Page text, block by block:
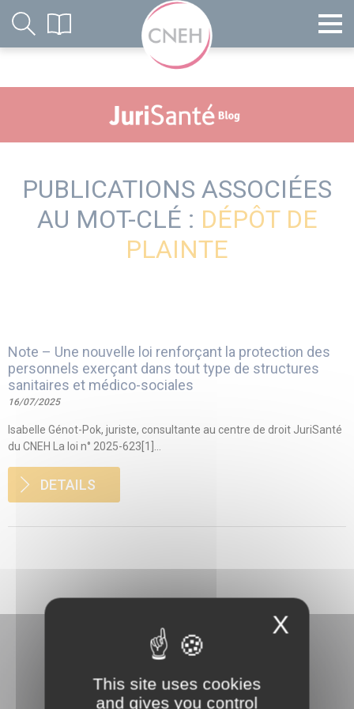
PUBLICATIONS ASSOCIÉES
AU MOT-CLÉ : DÉPÔT DE
PLAINTE
Note – Une nouvelle loi renforçant la protection des
personnels exerçant dans tout type de structures
sanitaires et médico-sociales
16/07/2025
Isabelle Génot-Pok, juriste, consultante au centre de droit JuriSanté
du CNEH La loi n° 2025-623[1]...
DETAILS
X
This site uses cookies
and gives you control